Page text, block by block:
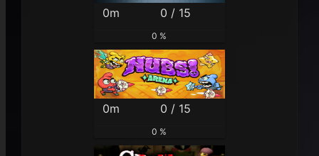
0m 0 / 15
0 %
0m 0 / 15
0 %